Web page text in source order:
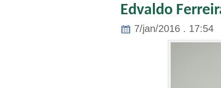
Edvaldo
7/jan/2016 . 17:54